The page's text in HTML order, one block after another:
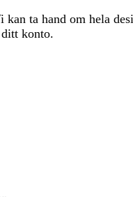
kan ta hand om hela
konto.